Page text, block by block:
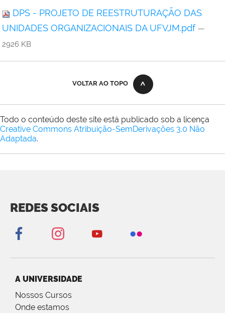
DPS - PROJETO DE REESTRUTURAÇÃO DAS
UNIDADES ORGANIZACIONAIS DA UFVJM.pdf —
2926 KB
VOLTAR AO TOPO
Todo o conteúdo deste site está publicado sob a licença
Creative Commons Atribuição-SemDerivações 3.0 Não
Adaptada.
REDES SOCIAIS
A UNIVERSIDADE
Nossos Cursos
Onde estamos